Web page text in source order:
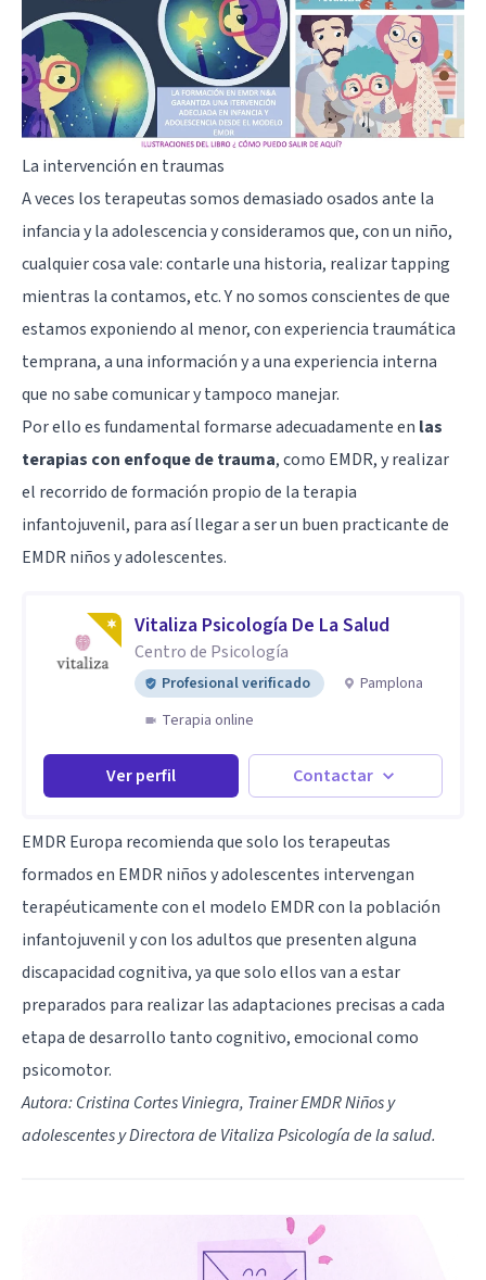
La intervención en traumas
A veces los terapeutas somos demasiado osados ante la
infancia y la adolescencia y consideramos que, con un niño,
cualquier cosa vale: contarle una historia, realizar tapping
mientras la contamos, etc. Y no somos conscientes de que
estamos exponiendo al menor, conexperiencia traumática
temprana, a una información y a una experiencia interna
que no sabe comunicar y tampoco manejar.
Por ello es fundamental formarse adecuadamente en las
terapias con enfoque de trauma, como EMDR, y realizar
el recorrido de formación propio de la terapia
infantojuvenil, para así llegar a ser un buen practicante de
EMDR niños y adolescentes.
Vitaliza Psicología De La Salud
Centro de Psicología
Profesional verificado
Pamplona
Terapia online
Ver perfil Contactar
EMDR Europa recomienda que solo los terapeutas
formados en EMDR niños y adolescentes intervengan
terapéuticamente con el modelo EMDR con la población
infantojuvenil y con los adultos que presenten alguna
discapacidad cognitiva, ya que solo ellos van a estar
preparados para realizar las adaptaciones precisas a cada
etapa de desarrollo tanto cognitivo, emocional como
psicomotor.
Autora: Cristina Cortes Viniegra, Trainer EMDR Niños y
adolescentes y Directora de Vitaliza Psicología de la salud.